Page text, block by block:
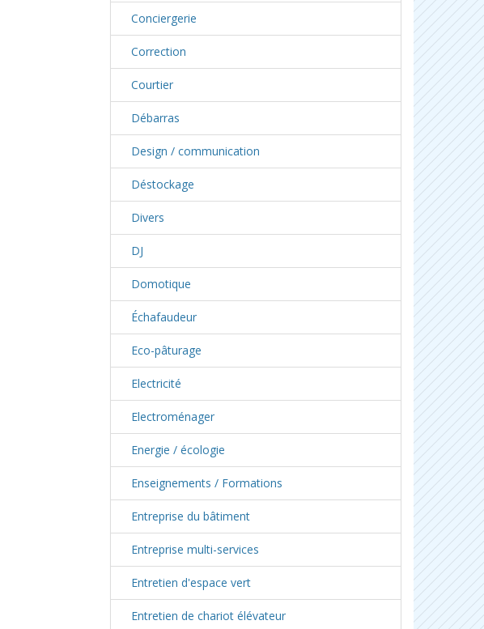
Conciergerie
Correction
Courtier
Débarras
Design / communication
Déstockage
Divers
DJ
Domotique
Échafaudeur
Eco-pâturage
Electricité
Electroménager
Energie / écologie
Enseignements / Formations
Entreprise du bâtiment
Entreprise multi-services
Entretien d'espace vert
Entretien de chariot élévateur